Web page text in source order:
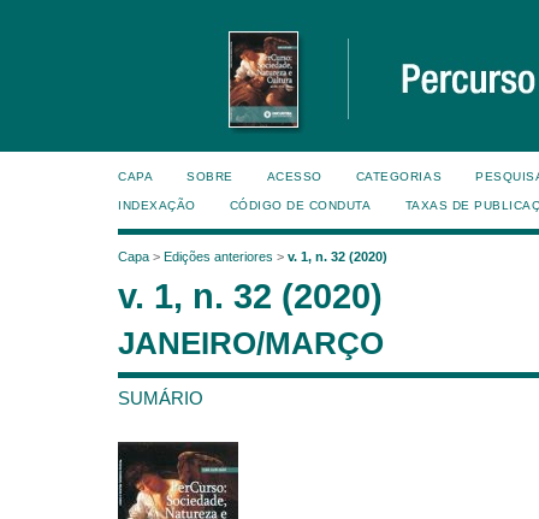
CAPA SOBRE ACESSO CATEGORIAS
INDEXAÇÃO CÓDIGO DE CONDUTA TAXAS DE
Capa > Edições anteriores > v. 1, n. 32 (2020)
v. 1, n. 32 (2020)
JANEIRO/MARÇO
SUMÁRIO